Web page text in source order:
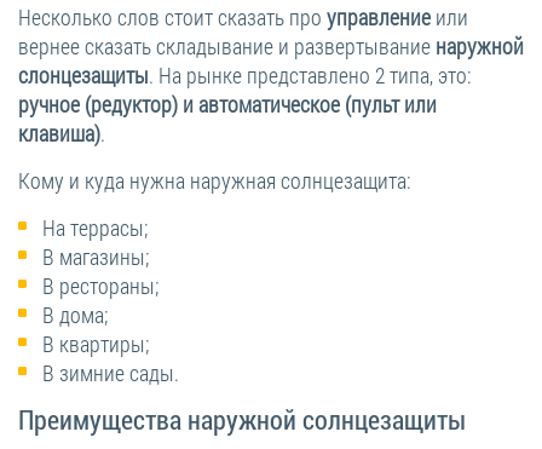
Несколько слов стоит сказать про управление или
вернее сказать складывание и развертывание наружной
слонцезащиты. На рынке представлено 2 типа, это:
ручное (редуктор) и автоматическое (пульт или
клавиша).
Кому и куда нужна наружная солнцезащита:
На террасы;
В магазины;
В рестораны;
В дома;
В квартиры;
В зимние сады.
Преимущества наружной солнцезащиты